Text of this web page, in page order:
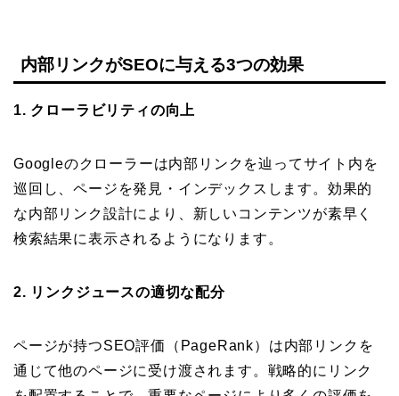
内部リンクがSEOに与える3つの効果
1. クローラビリティの向上
Googleのクローラーは内部リンクを辿ってサイト内を
巡回し、ページを発見・インデックスします。効果的
な内部リンク設計により、新しいコンテンツが素早く
検索結果に表示されるようになります。
2. リンクジュースの適切な配分
ページが持つSEO評価（PageRank）は内部リンクを
通じて他のページに受け渡されます。戦略的にリンク